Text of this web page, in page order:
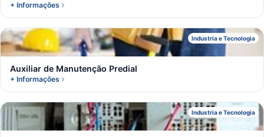
+ Informações
Industria e Tecnologia
A
Auxiliar de Manutenção Predial
+ Informações
Industria e Tecnologia
B